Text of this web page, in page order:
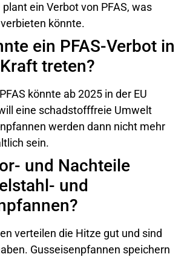
plant ein Verbot von PFAS, was
könnte.
ein PFAS-Verbot in
treten?
könnte ab 2025 in der EU
eine schadstofffreie Umwelt
werden dann nicht mehr
sein.
und Nachteile
und
verteilen die Hitze gut und sind
Gusseisenpfannen speichern